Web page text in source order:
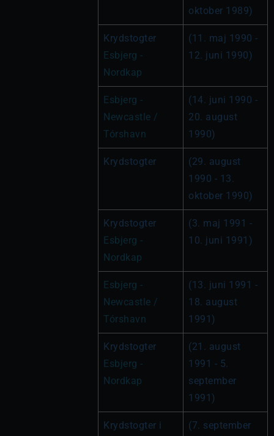
oktober 1989)
Esbjerg -
Nordkap
(11. maj 1990 -
12. juni 1990)
Esbjerg -
Newcastle /
Tórshavn
(14. juni 1990 -
20. august
1990)
Krydstogter
(29. august
1990 - 13.
oktober 1990)
Esbjerg -
Nordkap
(3. maj 1991 -
10. juni 1991)
Esbjerg -
Newcastle /
Tórshavn
(13. juni 1991 -
18. august
1991)
Esbjerg -
Nordkap
(21. august
1991 - 5.
september
1991)
Krydstogter i
(7. september